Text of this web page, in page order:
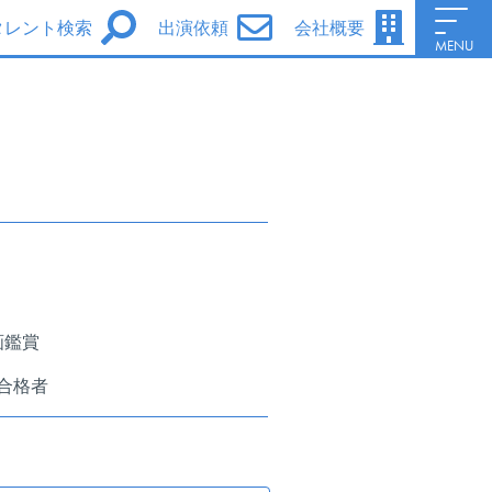
レント検索 出演依頼 会社概要
MENU
シグマ・セブンフェイス
ファンレターについて
賞
格者